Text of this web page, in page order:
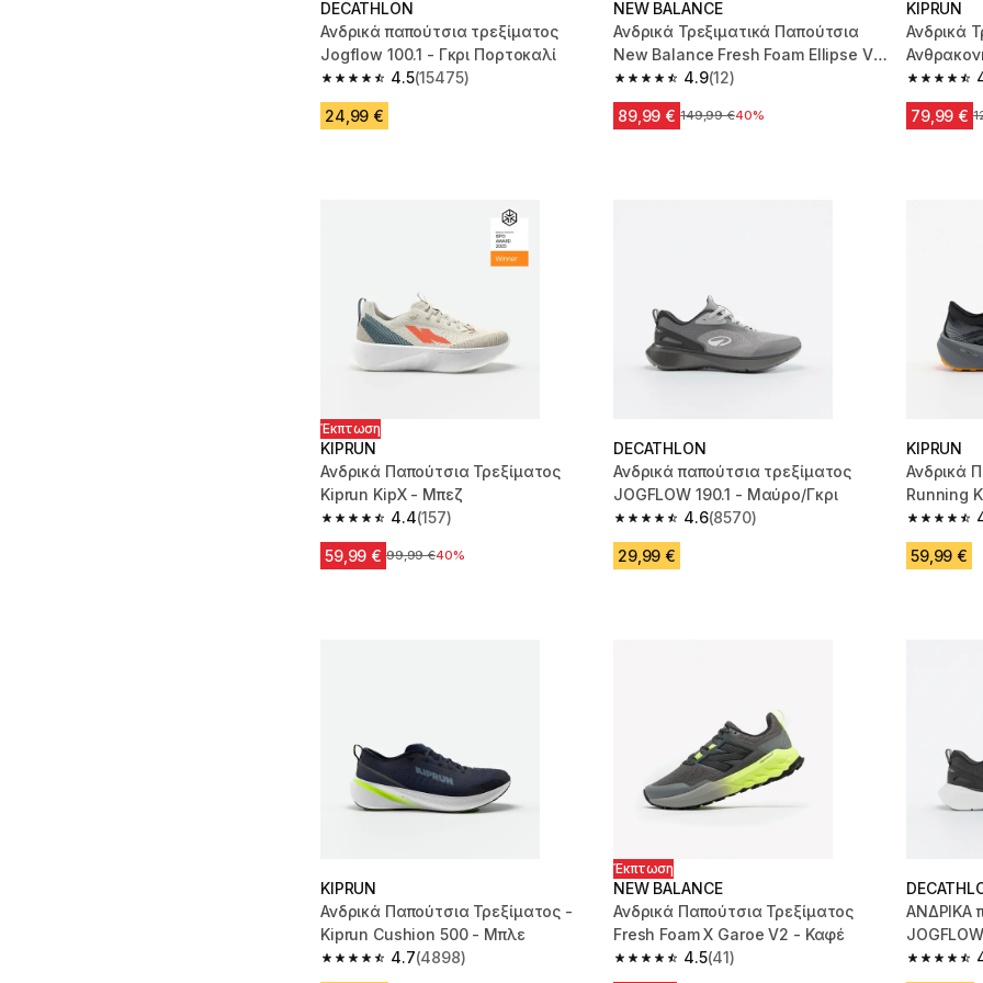
DECATHLON
Ανδρικά παπούτσια τρεξίματος
Jogflow 100.1 - Γκρι Πορτοκαλί
4.5
4.5 out of 5 stars from 15475 reviews
(15475)
24,99 €
NEW BALANCE
Ανδρικά Τρεξιματικά Παπούτσια
New Balance Fresh Foam Ellipse V1
Πράσινα 4.9
4.9 out of 5 stars from 12 reviews
(12)
89,99 € Αρχική τιμή
149,99 €40%
KIPRUN
Ανδρικά
KD900X.2
4.7 out of
79,99 €
Έκπτωση
KIPRUN
Ανδρικά Παπούτσια Τρεξίματος
Kiprun KipX - Μπεζ
4.4
4.4 out of 5 stars from 157 reviews
(157)
59,99 € Αρχική τιμή
99,99 €40%
DECATHLON
Ανδρικά παπούτσια τρεξίματος
JOGFLOW 190.1 - Μαύρο/Γκρι
4.6
4.6 out of 5 stars from 8570 reviews
(8570)
29,99 €
KIPRUN
Ανδρικά
Running
Γκρι
4.5 out of
59,99 €
KIPRUN
Ανδρικά Παπούτσια Τρεξίματος -
Kiprun Cushion 500 - Μπλε
4.7
4.7 out of 5 stars from 4898 reviews
(4898)
Έκπτωση
NEW BALANCE
Ανδρικά Παπούτσια Τρεξίματος
Fresh Foam X Garoe V2 - Καφέ
4.5
4.5 out of 5 stars from 41 reviews
(41)
ΑΝΔΡΙΚΑ
4.6 out of